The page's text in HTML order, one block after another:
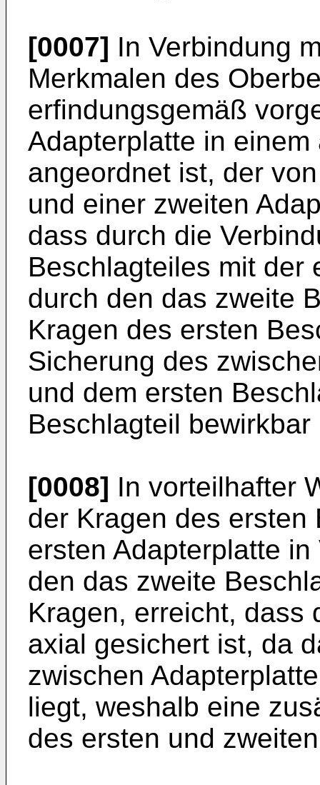
[0007] In Verbindung
Merkmalen des
erfindungsgemäß
Adapterplatte in
angeordnet ist, der
und einer zweiten
dass durch die
Beschlagteiles mit der
durch den das zweite
Kragen des ersten
Sicherung des
und dem ersten
Beschlagteil bewirkbar
[0008] In vorteilhafter
der Kragen des
ersten Adapterplatte
den das zweite
Kragen, erreicht, dass
axial gesichert ist, da
zwischen
liegt, weshalb eine
des ersten und